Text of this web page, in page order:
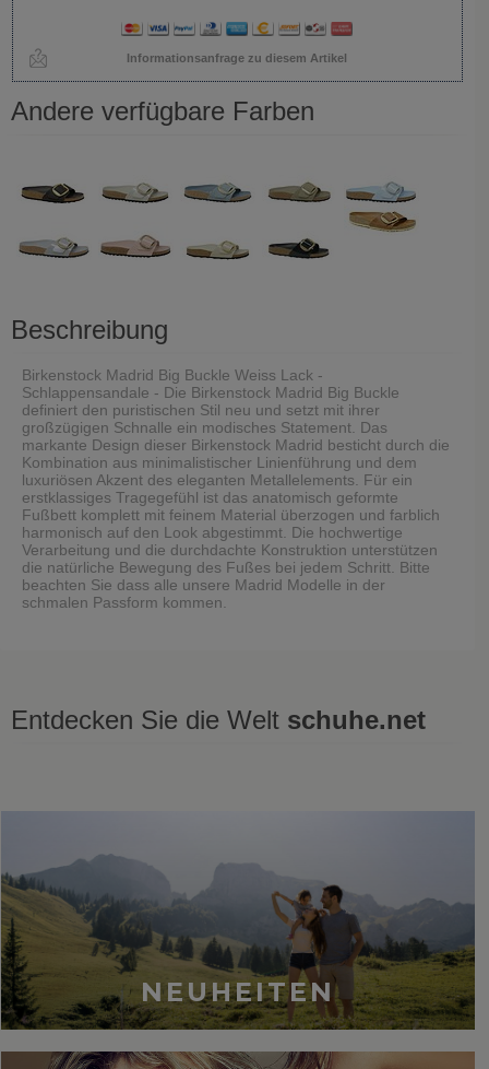
Informationsanfrage zu diesem Artikel
Andere verfügbare Farben
Beschreibung
Birkenstock Madrid Big Buckle Weiss Lack -
Schlappensandale - Die Birkenstock Madrid Big Buckle
definiert den puristischen Stil neu und setzt mit ihrer
großzügigen Schnalle ein modisches Statement. Das
markante Design dieser Birkenstock Madrid besticht durch die
Kombination aus minimalistischer Linienführung und dem
luxuriösen Akzent des eleganten Metallelements. Für ein
erstklassiges Tragegefühl ist das anatomisch geformte
Fußbett komplett mit feinem Material überzogen und farblich
harmonisch auf den Look abgestimmt. Die hochwertige
Verarbeitung und die durchdachte Konstruktion unterstützen
die natürliche Bewegung des Fußes bei jedem Schritt. Bitte
beachten Sie dass alle unsere Madrid Modelle in der
schmalen Passform kommen.
Entdecken Sie die Welt schuhe.net
NEUHEITEN